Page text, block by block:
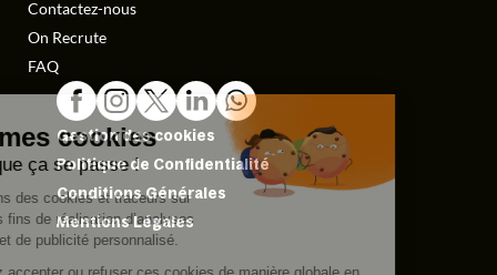
Contactez-nous
On Recrute
FAQ
Gestion des cookies
Politique de Confidentialité
Conditions Générales
Mentions Légales